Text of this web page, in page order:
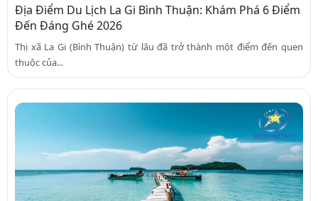
Địa Điểm Du Lịch La Gi Bình Thuận: Khám Phá 6 Điểm
Đến Đáng Ghé 2026
Thị xã La Gi (Bình Thuận) từ lâu đã trở thành một điểm đến quen
thuộc của...